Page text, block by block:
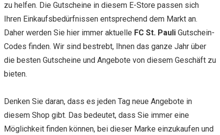
zu helfen. Die Gutscheine in diesem E-Store passen sich
Ihren Einkaufsbedürfnissen entsprechend dem Markt an.
Daher werden Sie hier immer aktuelle FC St. Pauli Gutschein-
Codes finden. Wir sind bestrebt, Ihnen das ganze Jahr über
die besten Gutscheine und Angebote von diesem Geschäft zu
bieten.
Denken Sie daran, dass es jeden Tag neue Angebote in
diesem Shop gibt. Das bedeutet, dass Sie immer eine
Möglichkeit finden können, bei dieser Marke einzukaufen und